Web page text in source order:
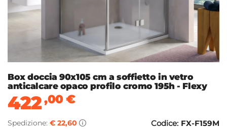
Box doccia 90x105 cm a soffietto in vetro
anticalcare opaco profilo cromo 195h - Flexy
422,00€
Spedizione: € 22,60 Codice: FX-F159M